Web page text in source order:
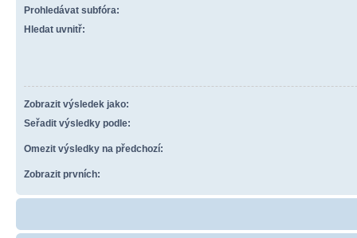
Prohledávat subfóra:
Hledat uvnitř:
Zobrazit výsledek jako:
Seřadit výsledky podle:
Omezit výsledky na předchozí:
Zobrazit prvních: